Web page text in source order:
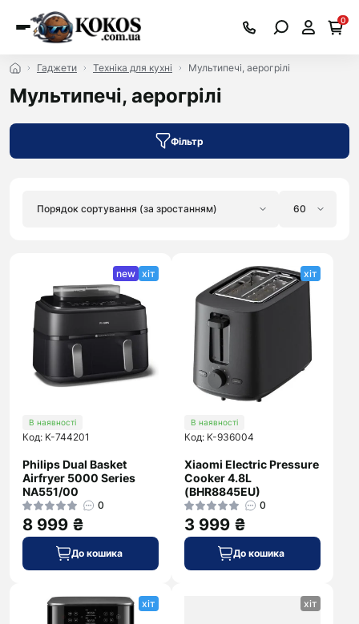
0
Гаджети Техніка для кухні Мультипечі, аерогрілі
Мультипечі, аерогрілі
Фільтр
new хіт
В наявності
Код: K-744201
Philips Dual Basket
Airfryer 5000 Series
NA551/00
0
8 999 ₴
До кошика
хіт
В наявності
Код: K-936004
Xiaomi Electric Pressure
Cooker 4.8L
(BHR8845EU)
0
3 999 ₴
До кошика
хіт хіт